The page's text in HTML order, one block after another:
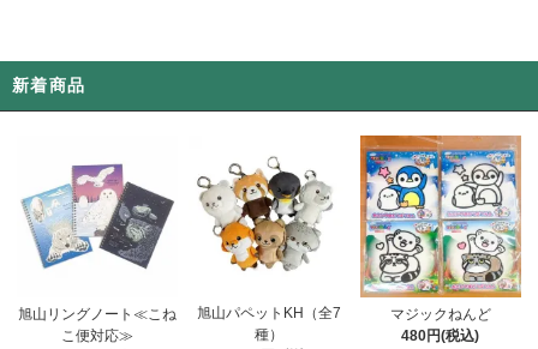
新着商品
旭山リングノート≪こね
こ便対応≫
旭山パペットKH（全7
種）
マジックねんど
480円(税込)